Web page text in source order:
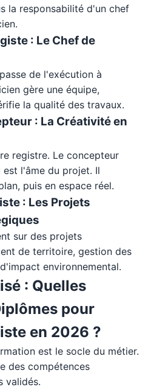
la responsabilité d'un chef
: Le Chef de
de l'exécution à
gère une équipe,
la qualité des travaux.
: La Créativité en
registre. Le concepteur
est l'âme du projet. Il
puis en espace réel.
: Les Projets
sur des projets
de territoire, gestion des
environnemental.
: Quelles
pour
en 2026 ?
est le socle du métier.
des compétences
validés.